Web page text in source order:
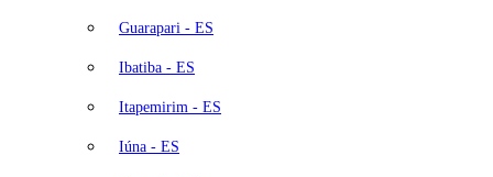
Guarapari - ES
Ibatiba - ES
Itapemirim - ES
Iúna - ES